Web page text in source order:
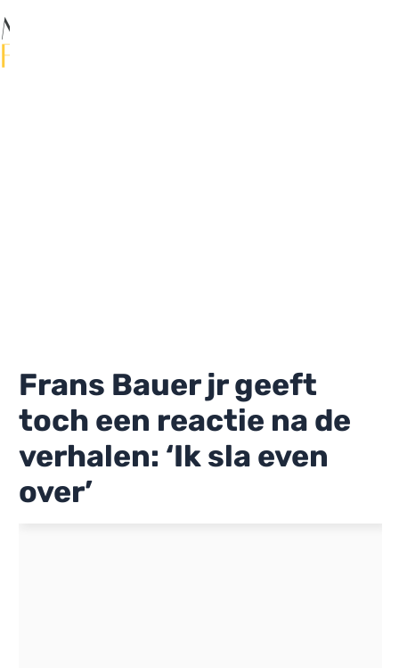
naar
de
Frans Bauer jr geeft
toch een reactie na de
verhalen: ‘Ik sla even
over’